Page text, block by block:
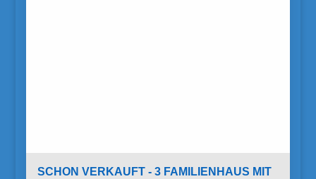
SCHON VERKAUFT - 3 FAMILIENHAUS MIT